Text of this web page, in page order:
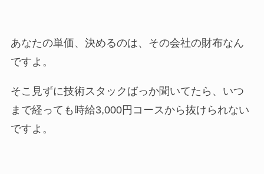
あなたの単価、決めるのは、その会社の財布なん
ですよ。
そこ見ずに技術スタックばっか聞いてたら、いつ
まで経っても時給3,000円コースから抜けられない
ですよ。